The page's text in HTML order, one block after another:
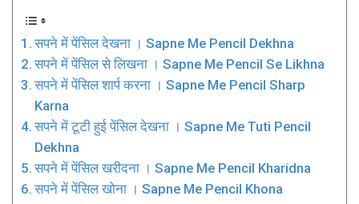
सपने में पेंसिल देखना । Sapne Me Pencil Dekhna
सपने में पेंसिल से लिखना । Sapne Me Pencil Se Likhna
सपने में पेंसिल शार्प करना । Sapne Me Pencil Sharp
Karna
सपने में टूटी हुई पेंसिल देखना । Sapne Me Tuti Pencil
Dekhna
सपने में पेंसिल खरीदना । Sapne Me Pencil Kharidna
सपने में पेंसिल खोना । Sapne Me Pencil Khona